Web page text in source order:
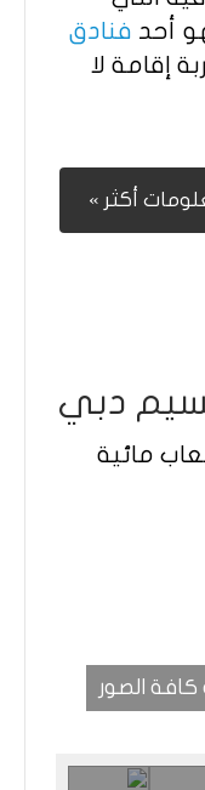
أحد فنادق
إقامة لا
أكثر »
دبي
الصور